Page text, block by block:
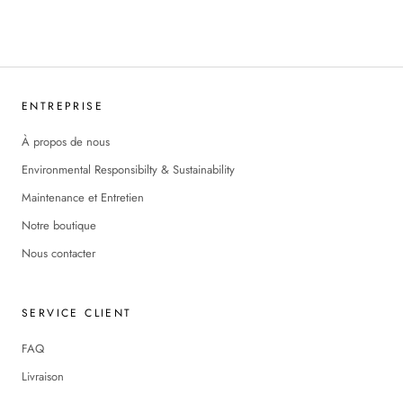
ENTREPRISE
À propos de nous
Environmental Responsibilty & Sustainability
Maintenance et Entretien
Notre boutique
Nous contacter
SERVICE CLIENT
FAQ
Livraison